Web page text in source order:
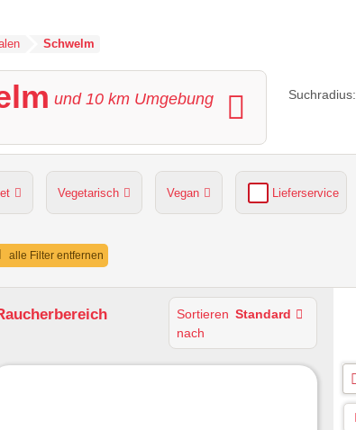
Schwelm
und 10 km Umgebung Suchradius:
Vegetarisch Vegan Lieferservice
grüner Gastgarten
alle Filter entfernen
Sortieren
nach
Standard